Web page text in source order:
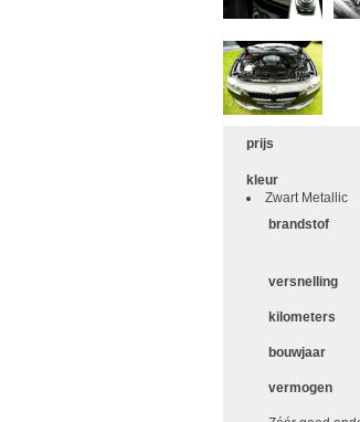
prijs
kleur
Zwart Metallic
brandstof
versnelling
kilometers
bouwjaar
vermogen